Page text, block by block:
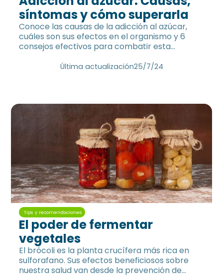
síntomas y cómo superarla
Conoce las causas de la adicción al azúcar,
cuáles son sus efectos en el organismo y 6
consejos efectivos para combatir esta
Última actualización25/7/24
Tips y recomendaciones
El poder de fermentar
vegetales
El brócoli es la planta crucífera más rica en
sulforafano. Sus efectos beneficiosos sobre
nuestra salud van desde la prevención de